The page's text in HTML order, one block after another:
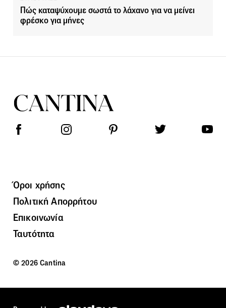
Πώς καταψύχουμε σωστά το λάχανο για να μείνει
φρέσκο για μήνες
Όροι χρήσης
Πολιτική Απορρήτου
Επικοινωνία
Ταυτότητα
© 2026 Cantina